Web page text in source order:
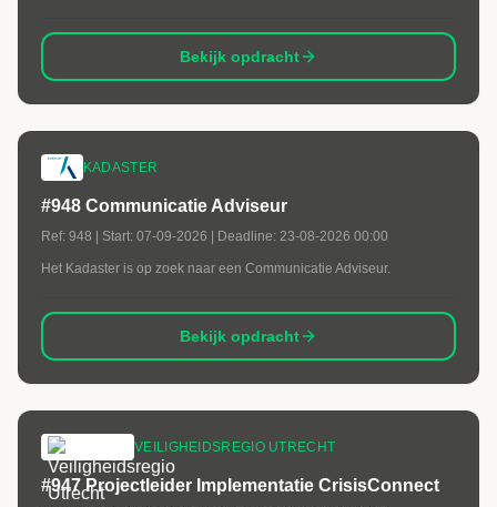
Bekijk opdracht
KADASTER
#948 Communicatie Adviseur
Ref: 948 | Start: 07-09-2026 | Deadline: 23-08-2026 00:00
Het Kadaster is op zoek naar een Communicatie Adviseur.
Bekijk opdracht
VEILIGHEIDSREGIO UTRECHT
#947 Projectleider Implementatie CrisisConnect